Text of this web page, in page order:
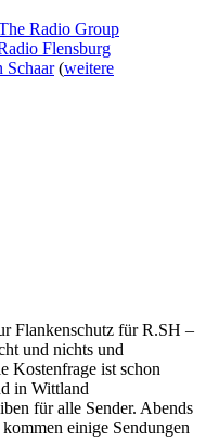
Radio Group
Flensburg
Schaar(weitere
Flankenschutz für R.SH –
und nichts und
Kostenfrage ist schon
in Wittland
für alle Sender. Abends
einige Sendungen